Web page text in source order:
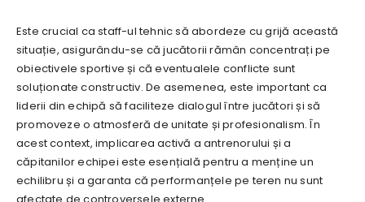
Este crucial ca staff-ul tehnic să abordeze cu grijă această
situație, asigurându-se că jucătorii rămân concentrați pe
obiectivele sportive și că eventualele conflicte sunt
soluționate constructiv. De asemenea, este important ca
liderii din echipă să faciliteze dialogul între jucători și să
promoveze o atmosferă de unitate și profesionalism. În
acest context, implicarea activă a antrenorului și a
căpitanilor echipei este esențială pentru a menține un
echilibru și a garanta că performanțele pe teren nu sunt
afectate de controversele externe.